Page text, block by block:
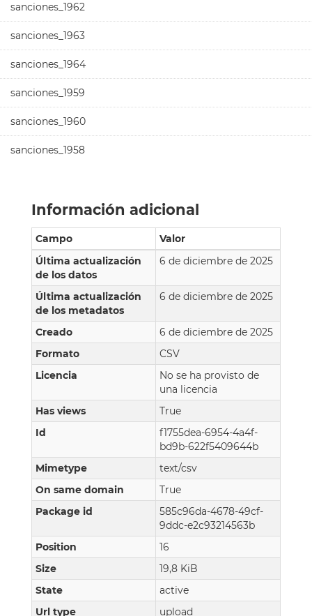
sanciones_1962
sanciones_1963
sanciones_1964
sanciones_1959
sanciones_1960
sanciones_1958
Información adicional
Campo
Valor
Última actualización
de los datos
6 de diciembre de 2025
Última actualización
de los metadatos
6 de diciembre de 2025
Creado
6 de diciembre de 2025
Formato
CSV
Licencia
No se ha provisto de
una licencia
Has views
True
Id
f1755dea-6954-4a4f-
bd9b-622f5409644b
Mimetype
text/csv
On same domain
True
Package id
585c96da-4678-49cf-
9ddc-e2c93214563b
Position
16
Size
19,8 KiB
State
active
Url type
upload